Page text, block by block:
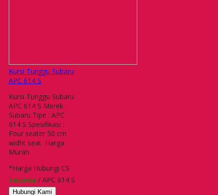
Kursi Tunggu Subaru
APC 614 S
Kursi Tunggu Subaru
APC 614 S Merek :
Subaru Tipe : APC
614 S Spesifikasi :
Four seater 50 cm
widht seat Harga
Murah
*Harga Hubungi CS
Tersedia / APC 614 S
Hubungi Kami